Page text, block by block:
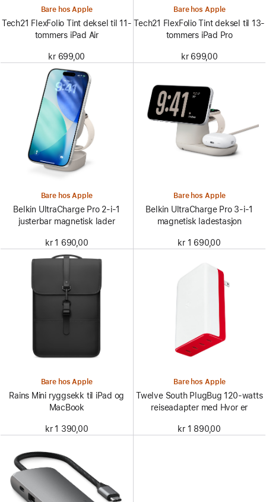
Bare hos Apple
Tech21 FlexFolio Tint deksel til 11-
tommers iPad Air
kr 699,00
Bare hos Apple
Tech21 FlexFolio Tint deksel til 13-
tommers iPad Pro
kr 699,00
Bare hos Apple
Belkin UltraCharge Pro 2-i-1
justerbar magnetisk lader
kr 1 690,00
Bare hos Apple
Belkin UltraCharge Pro 3-i-1
magnetisk ladestasjon
kr 1 690,00
Bare hos Apple
Rains Mini ryggsekk til iPad og
MacBook
kr 1 390,00
Bare hos Apple
Twelve South PlugBug 120-watts
reiseadapter med Hvor er
kr 1 890,00